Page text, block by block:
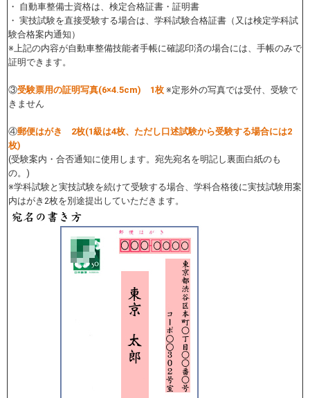
・ 自動車整備士資格は、検定合格証書・証明書
・ 実技試験を直接受験する場合は、学科試験合格証書（又は検定学科試
験合格案内通知）
※上記の内容が自動車整備技能者手帳に確認印済の場合には、手帳のみで
証明できます。
③受験票用の証明写真(6×4.5cm) 1枚 ※定形外の写真では受付、受験で
きません
④郵便はがき 2枚(1級は4枚、ただし口述試験から受験する場合には2
枚)
(受験案内・合否通知に使用します。宛先宛名を明記し裏面白紙のも
の。)
※学科試験と実技試験を続けて受験する場合、学科合格後に実技試験用案
内はがき2枚を別途提出していただきます。